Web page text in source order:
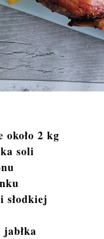
około 2 kg
soli
słodkiej
jabłka